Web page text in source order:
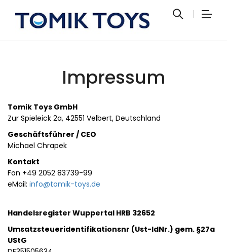
Impressum
Tomik Toys GmbH
Zur Spieleick 2a, 42551 Velbert, Deutschland
Geschäftsführer / CEO
Michael Chrapek
Kontakt
Fon +49 2052 83739-99
eMail: info@tomik-toys.de
Handelsregister Wuppertal HRB 32652
Umsatzsteueridentifikationsnr (Ust-IdNr.) gem. §27a
UStG